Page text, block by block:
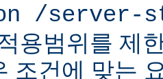
/server-
용범위를 제
조건에 맞는